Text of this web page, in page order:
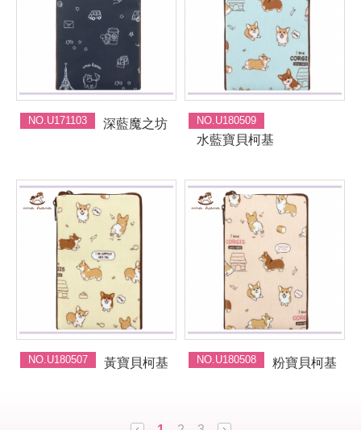
NO.U171103 深藍魔之坊 NO.U180509
水藍寶貝柯基
NO.U180507 黃寶貝柯基 NO.U180508 粉寶貝柯基